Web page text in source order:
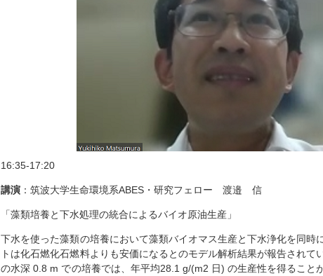
16:35-17:20
講演 ：筑波大学生命環境系ABES・研究フェロー 渡邉 信
「藻類培養と下水処理の統合によるバイオ原油生産」
下水を使った藻類の培養において藻類バイオマス生産と下水浄化を同時
トは化石燃化石燃料よりも安価になるとのモデル解析結果が報告され
の水深 0.8 m での培養では、年平均28.1 g/(m2 日) の生産性を得ること